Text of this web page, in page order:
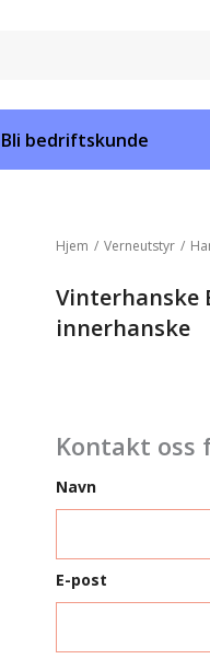
Bli bedriftskunde
Hjem / Verneutstyr /
Vinterhanske
innerhanske
Kontakt
Navn
E-post